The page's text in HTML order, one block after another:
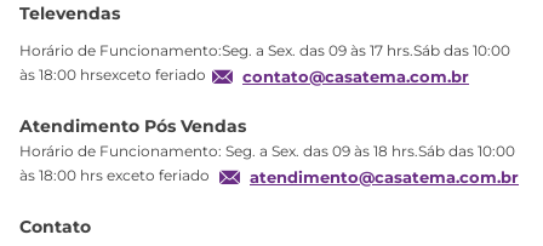
Troca
Garantia
Televendas
Horário de Funcionamento:Seg. a Sex. das 09 às 17 hrs.Sáb das 10:00
às 18:00 hrsexceto feriado
contato@casatema.com.br
Atendimento Pós Vendas
Horário de Funcionamento: Seg. a Sex. das 09 às 18 hrs.Sáb das 10:00
às 18:00 hrs exceto feriado
atendimento@casatema.com.br
Contato